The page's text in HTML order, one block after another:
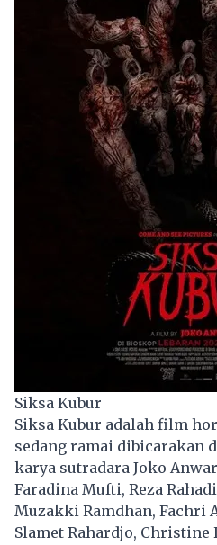
Siksa Kubur
Siksa Kubur adalah film
sedang ramai dibicarakan
karya sutradara Joko
Faradina Mufti, Reza
Muzakki Ramdhan, Fachri
Slamet Rahardjo,